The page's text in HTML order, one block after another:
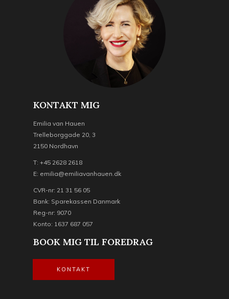
KONTAKT MIG
Emilia van Hauen
Trelleborggade 20, 3
2150 Nordhavn
T: +45 2628 2618
E: emilia@emiliavanhauen.dk
CVR-nr: 21 31 56 05
Bank: Sparekassen Danmark
Reg-nr: 9070
Konto: 1637 687 057
BOOK MIG TIL FOREDRAG
KONTAKT